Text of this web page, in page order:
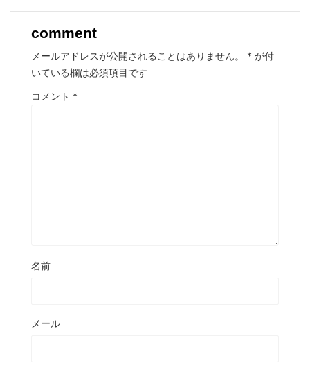
comment
メールアドレスが公開されることはありません。 * が付
いている欄は必須項目です
コメント *
名前
メール